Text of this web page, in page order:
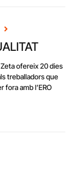
ofereix 20 dies
treballadors que
fora amb l’ERO